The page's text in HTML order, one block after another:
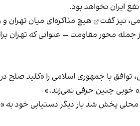
ایران نخواهد بود.
نیز گفت
هیچ مذاکره‌ای میان تهران
جمله محور مقاومت — عنوانی که
کلید صلح در
خوبی چنین حرفی نمی‌زند.»
پخش شد بار دیگر دستیابی خود به